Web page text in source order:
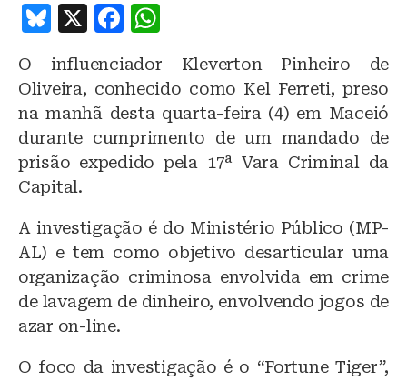
B
e
s
k
y
X
F
c
e
b
o
k
at
s
A
p
O influenciador Kleverton Pinheiro de
Oliveira, conhecido como Kel Ferreti, preso
na manhã desta quarta-feira (4) em Maceió
durante cumprimento de um mandado de
prisão expedido pela 17ª Vara Criminal da
Capital.
A investigação é do Ministério Público (MP-
AL) e tem como objetivo desarticular uma
organização criminosa envolvida em crime
de lavagem de dinheiro, envolvendo jogos de
azar on-line.
O foco da investigação é o “Fortune Tiger”,